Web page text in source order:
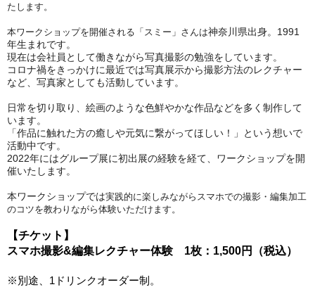
たします。
本ワークショップを開催される「 スミー」さんは神奈川県出身。1991
年生まれです。
現在は会社員として働きながら写真撮影の勉強をしています。
コロナ禍をきっかけに最近では写真展示から撮影方法のレクチャー
など、写真家としても活動しています。
日常を切り取り、絵画のような色鮮やかな作品などを多く制作して
います。
「作品に触れた方の癒しや元気に繋がってほしい！」という想いで
活動中です。
2022年にはグループ展に初出展の経験を経て、ワークショップを開
催いたします。
本ワークショップでは実践的に楽しみながらスマホでの撮影・ 編集加工
のコツを教わりながら体験いただけます。
【チケット】
スマホ撮影&編集レクチャー体験 1枚：1,500円（税込）
※別途、1ドリンクオーダー制。